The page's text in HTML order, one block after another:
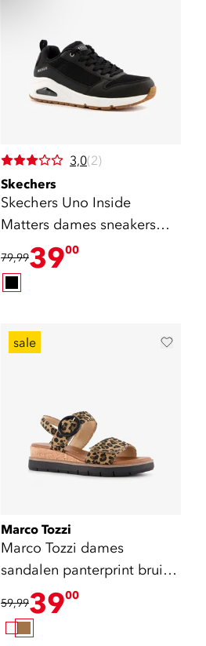
3,0(2)
Skechers
Skechers Uno Inside
Matters dames sneakers
zwart
79,993900
sale
Marco Tozzi
Marco Tozzi dames
sandalen panterprint bruin
zwart
59,993900